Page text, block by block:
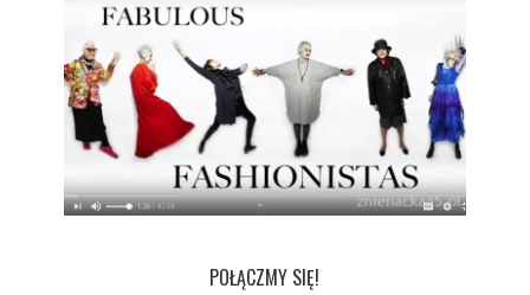
POŁĄCZMY SIĘ!